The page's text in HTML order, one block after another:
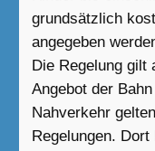
grundsätzlich
angegeben
Die Regelung gilt
Angebot der
Nahverkehr
Regelungen.